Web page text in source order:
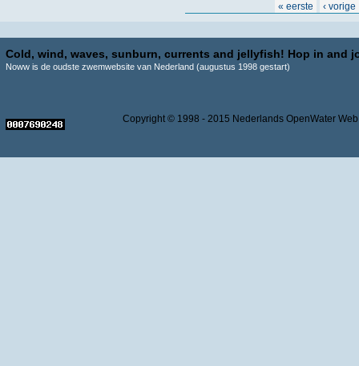
« eerste ‹ vorige
Cold, wind, waves, sunburn, currents and jellyfish! Hop in and
Noww is de oudste zwemwebsite van Nederland (augustus 1998 gestart)
Copyright © 1998 - 2015 Nederlands OpenWater